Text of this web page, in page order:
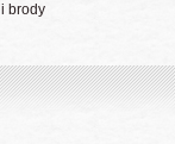
brody